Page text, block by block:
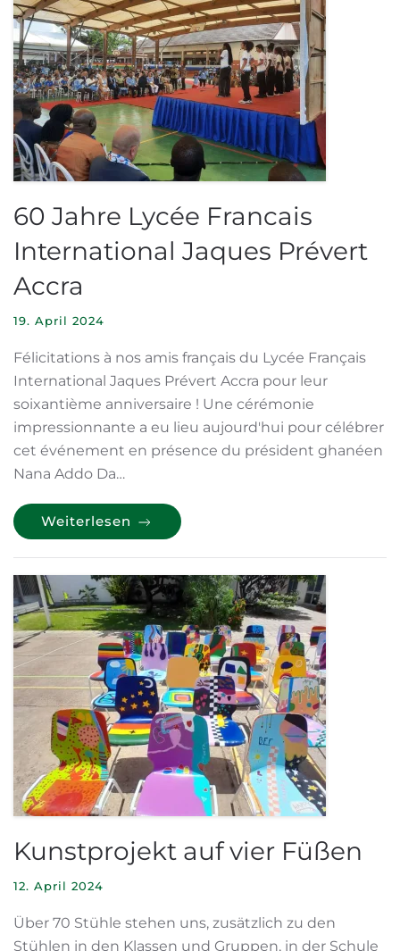
60 Jahre Lycée Francais
International Jaques Prévert
Accra
19. April 2024
Félicitations à nos amis français du Lycée Français
International Jaques Prévert Accra pour leur
soixantième anniversaire ! Une cérémonie
impressionnante a eu lieu aujourd'hui pour célébrer
cet événement en présence du président ghanéen
Nana Addo Da…
Weiterlesen
Kunstprojekt auf vier Füßen
12. April 2024
Über 70 Stühle stehen uns, zusätzlich zu den
Stühlen in den Klassen und Gruppen, in der Schule